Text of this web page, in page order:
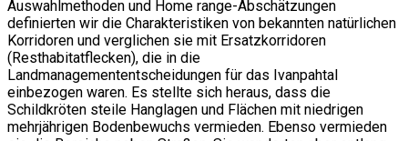
Auswahlmethoden und Home range-Abschätzungen
definierten wir die Charakteristiken von bekannten natürlichen
Korridoren und verglichen sie mit Ersatzkorridoren
(Resthabitatflecken), die in die
Landmanagemententscheidungen für das Ivanpahtal
einbezogen waren. Es stellte sich heraus, dass die
Schildkröten steile Hanglagen und Flächen mit niedrigen
mehrjährigen Bodenbewuchs vermieden. Ebenso vermieden